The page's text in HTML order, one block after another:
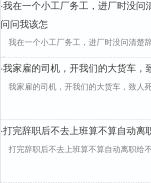
·我在一个小工厂务工，进厂时没问
问问我该怎
我在一个小工厂务工，进厂时没问清楚
办？
·我家雇的司机，开我们的大货车，
我家雇的司机，开我们的大货车，致人
·打完辞职后不去上班算不算自动离
打完辞职后不去上班算不算自动离职给